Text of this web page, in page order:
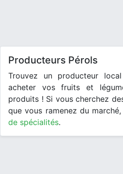
Producteurs Pérols
Trouvez un producteur
acheter vos fruits et
produits ! Si vous cherchez
que vous ramenez du
de spécialités.